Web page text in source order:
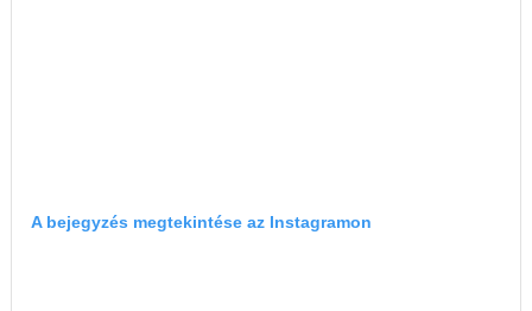
A bejegyzés megtekintése az Instagramon